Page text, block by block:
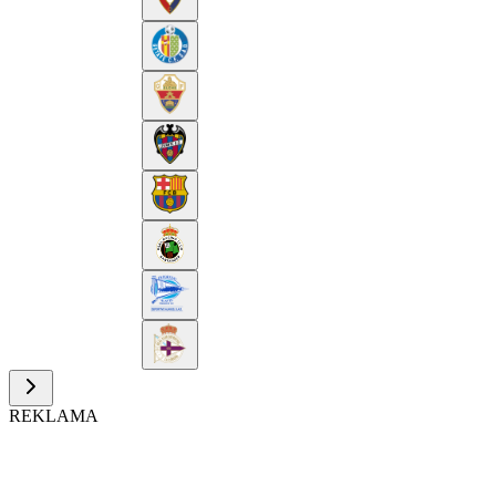
REKLAMA